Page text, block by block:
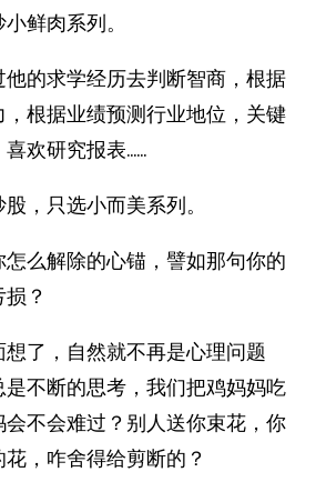
鲜肉系列。
的求学经历去判断智商，根据
根据业绩预测行业地位，关键
欢研究报表……
，只选小而美系列。
么解除的心锚，譬如那句你的
？
了，自然就不再是心理问题
不断的思考，我们把鸡妈妈吃
不会难过？别人送你束花，你
，咋舍得给剪断的？